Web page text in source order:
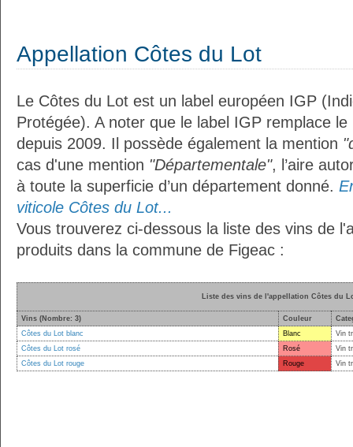
Appellation Côtes du Lot
Le Côtes du Lot est un label européen IGP
Protégée). A noter que le label IGP remplace
depuis 2009. Il possède également la mention
cas d'une mention "Départementale", l’aire
à toute la superficie d’un département donné.
viticole Côtes du Lot...
Vous trouverez ci-dessous la liste des vins de
produits dans la commune de Figeac :
Liste des vins de l'appellation Côtes du
Vins (Nombre: 3) Couleur
Côtes du Lot blanc
Blanc
Vin
Côtes du Lot rosé
Rosé
Vin
Côtes du Lot rouge
Rouge Vin